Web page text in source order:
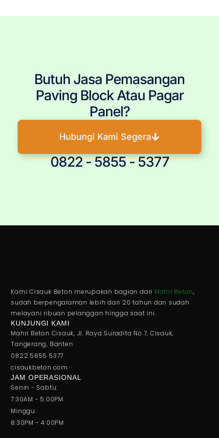
Butuh Jasa Pemasangan
Paving Block Atau Pagar
Panel?
Hubungi Kami Segera
0822 - 5855 - 5377
Kami Cisauk Beton merupakan bagian dari Mahri Beton,
sudah berpengalaman lebih dari 20 tahun dan sudah
melayani ribuan pelanggan hingga saat ini.
KUNJUNGI KAMI
Mahri Beton Cisauk, Jl. Raya Suradita No.7, Cisauk,
Tangerang, Banten
0822 5855 5377
cisaukbeton.com
JAM OPERASIONAL
Senin - Sabtu:
7:30AM - 5:00PM
Minggu:
8:30PM - 4:00PM